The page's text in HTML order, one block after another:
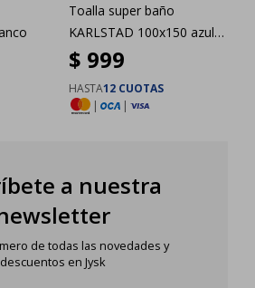
Toalla super baño
KARLSTAD 100x150 azul
marino
$ 999
HASTA12 CUOTAS
|
|
a nuestra
de todas las novedades y
descuentos en Jysk